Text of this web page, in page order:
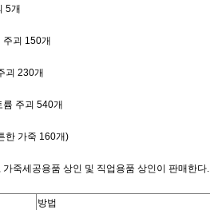
5개
주괴 150개
괴 230개
주괴 540개
한 가죽 160개)
가죽세공용품 상인 및 직업용품 상인이 판매한다.
방법